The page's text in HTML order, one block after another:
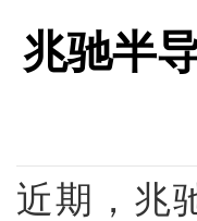
兆驰半
近期，兆